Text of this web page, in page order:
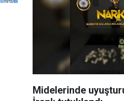
Midelerinde